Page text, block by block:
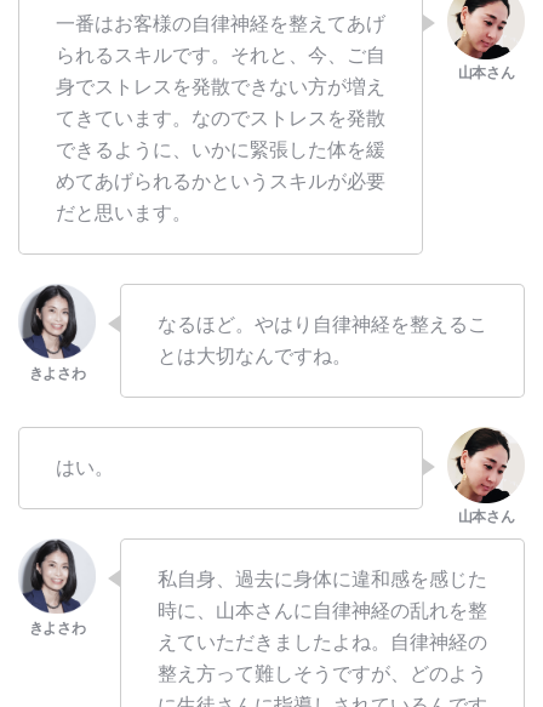
一番はお客様の自律神経を整えてあげ
られるスキルです。それと、今、ご自
身でストレスを発散できない方が増え
てきています。なのでストレスを発散
できるように、いかに緊張した体を緩
めてあげられるかというスキルが必要
だと思います。
なるほど。やはり自律神経を整えるこ
とは大切なんですね。
はい。
私自身、過去に身体に違和感を感じた
時に、山本さんに自律神経の乱れを整
えていただきましたよね。自律神経の
整え方って難しそうですが、どのよう